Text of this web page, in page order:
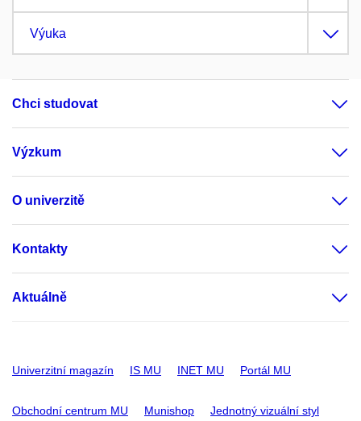
Výuka
Chci studovat
Výzkum
O univerzitě
Kontakty
Aktuálně
Univerzitní magazín IS MU INET MU Portál MU
Obchodní centrum MU Munishop Jednotný vizuální styl